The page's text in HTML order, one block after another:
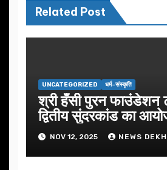
Related Post
UNCATEGORIZED धर्म-संस्कृति
श्री हँसी पुरन फाउंडेशन
द्वितीय सुंदरकांड का
NOV 12, 2025 NEWS